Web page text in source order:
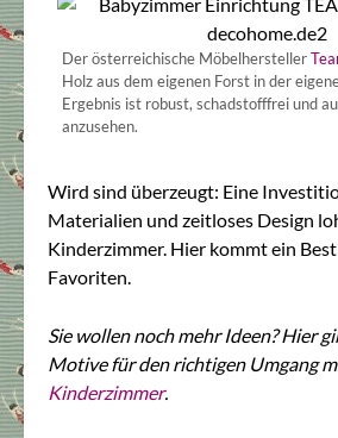
Der österreichische Möbelhersteller
Holz aus dem eigenen Forst in der
Ergebnis ist robust, schadstofffrei und
anzusehen.
Wird sind überzeugt: Eine
Materialien und zeitloses Design
Kinderzimmer. Hier kommt ein
Favoriten.
Sie wollen noch mehr Ideen? Hier
Motive für den richtigen Umgang
Kinderzimmer.